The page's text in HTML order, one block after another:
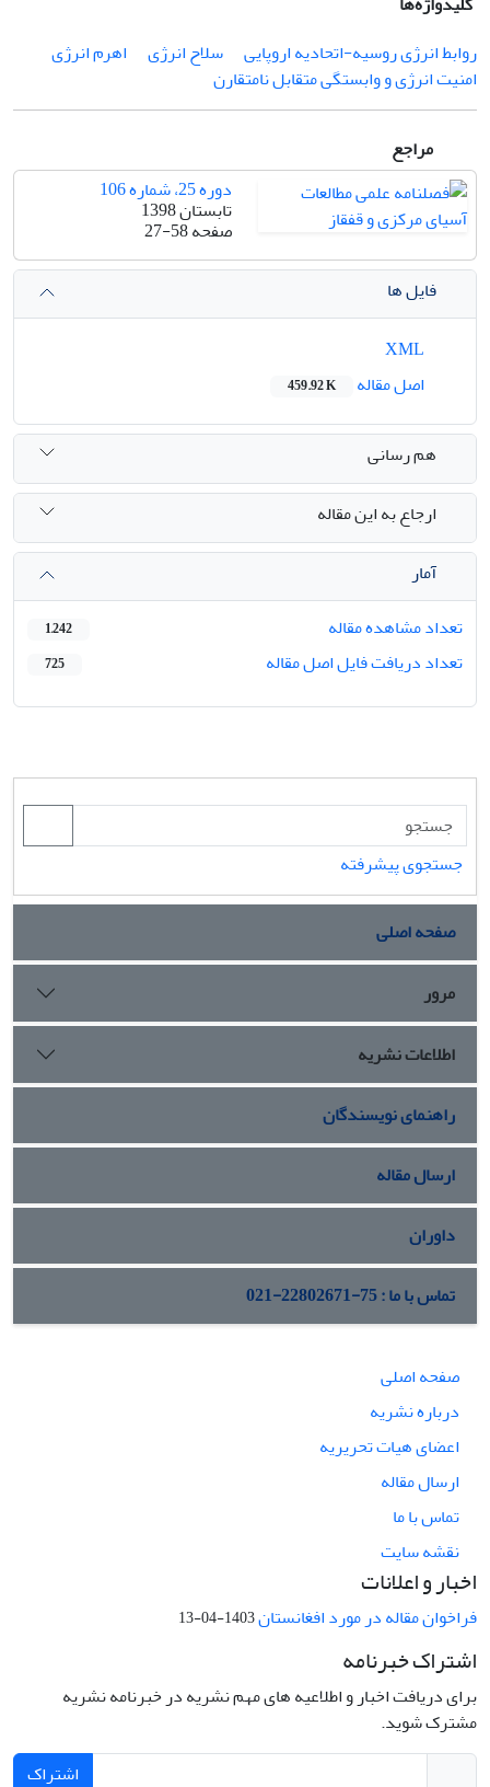
روابط انرژی روسیه-اتحادیه اروپایی
سلاح انرژی
اهرم انرژی
امنیت انرژی و وابستگی متقابل نامتقارن
مراجع
دوره 25، شماره 106
تابستان 1398
صفحه27-58
فایل ها
اصل مقاله
459.92 K
هم رسانی
ارجاع به این مقاله
آمار
تعداد مشاهده مقاله
1,242
تعداد دریافت فایل اصل مقاله 725
جستجوی پیشرفته
صفحه اصلی
مرور
اطلاعات نشریه
راهنمای نویسندگان
ارسال مقاله
داوران
تماس با ما : 75-22802671-021
صفحه اصلی
درباره نشریه
اعضای هیات تحریریه
ارسال مقاله
تماس با ما
نقشه سایت
اخبار و اعلانات
فراخوان مقاله در مورد افغانستان1403-04-13
اشتراک خبرنامه
برای دریافت اخبار و اطلاعیه های مهم نشریه در خبرنامه نشریه
مشترک شوید.
اشتراک